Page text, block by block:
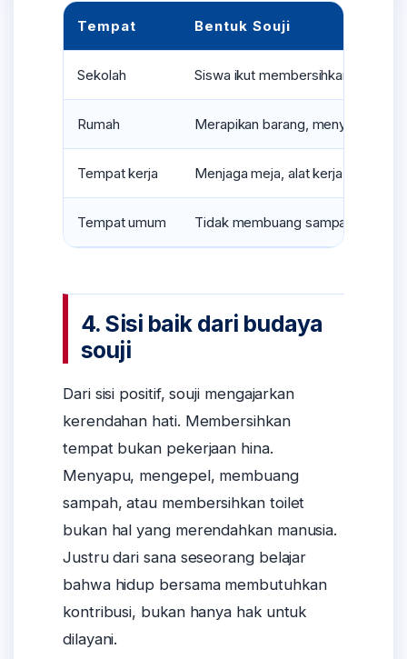
Tempat Bentuk Souji
Sekolah Siswa ikut membersihkan kelas,
Rumah Merapikan barang, menyapu,
Tempat kerja Menjaga meja, alat kerja, dan
Tempat umum Tidak membuang sampah
4. Sisi baik dari budaya
souji
Dari sisi positif, souji mengajarkan
kerendahan hati. Membersihkan
tempat bukan pekerjaan hina.
Menyapu, mengepel, membuang
sampah, atau membersihkan toilet
bukan hal yang merendahkan manusia.
Justru dari sana seseorang belajar
bahwa hidup bersama membutuhkan
kontribusi, bukan hanya hak untuk
dilayani.